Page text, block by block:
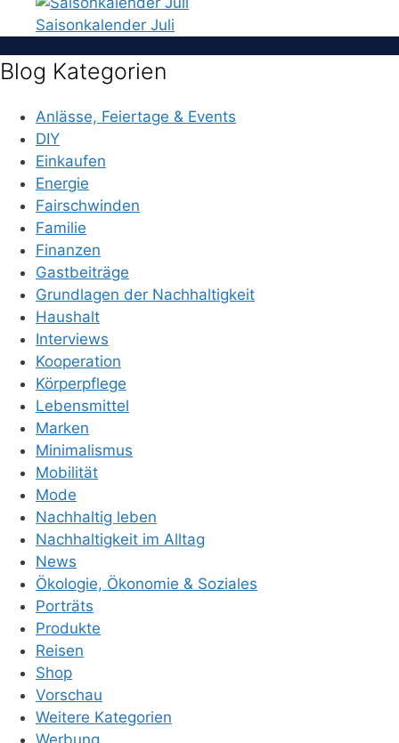
Saisonkalender Juli
Blog Kategorien
Anlässe, Feiertage & Events
DIY
Einkaufen
Energie
Fairschwinden
Familie
Finanzen
Gastbeiträge
Grundlagen der Nachhaltigkeit
Haushalt
Interviews
Kooperation
Körperpflege
Lebensmittel
Marken
Minimalismus
Mobilität
Mode
Nachhaltig leben
Nachhaltigkeit im Alltag
News
Ökologie, Ökonomie & Soziales
Porträts
Produkte
Reisen
Shop
Vorschau
Weitere Kategorien